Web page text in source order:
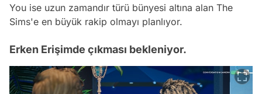
You ise uzun zamandır türü bünyesi altına alan The
Sims'e en büyük rakip olmayı planlıyor.
Erken Erişimde çıkması bekleniyor.